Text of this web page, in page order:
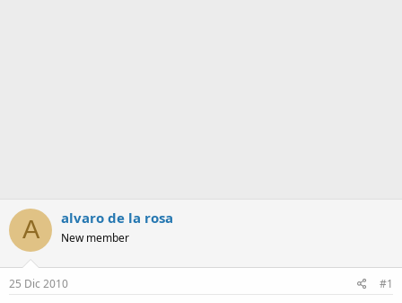
A alvaro de la rosa
New member
25 Dic 2010 #1